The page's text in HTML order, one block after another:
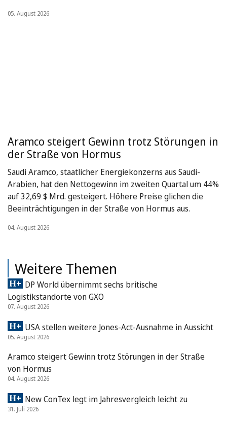
05. August 2026
Aramco steigert Gewinn trotz Störungen in
der Straße von Hormus
Saudi Aramco, staatlicher Energiekonzerns aus Saudi-
Arabien, hat den Nettogewinn im zweiten Quartal um 44%
auf 32,69 $ Mrd. gesteigert. Höhere Preise glichen die
Beeinträchtigungen in der Straße von Hormus aus.
04. August 2026
Weitere Themen
DP World übernimmt sechs britische
Logistikstandorte von GXO
07. August 2026
USA stellen weitere Jones-Act-Ausnahme in Aussicht
05. August 2026
Aramco steigert Gewinn trotz Störungen in der Straße
von Hormus
04. August 2026
New ConTex legt im Jahresvergleich leicht zu
31. Juli 2026